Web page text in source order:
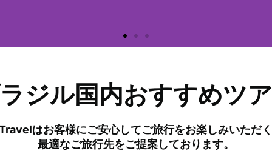
ジル国内おすすめツ
はお客様にご安心してご旅行をお楽しみいただく
最適なご旅行先をご提案しております。